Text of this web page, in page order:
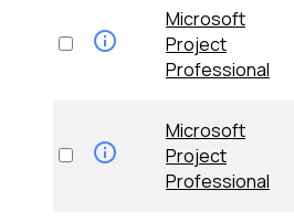
Microsoft
Project
Professional
Microsoft
Project
Professional